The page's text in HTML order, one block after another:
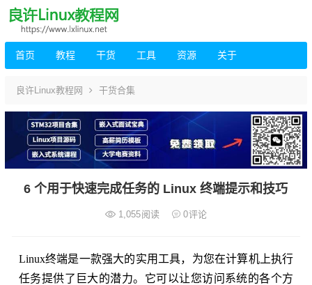
首页 教程 干货 工具 资源 关于
良许Linux教程网 干货合集
6 个用于快速完成任务的 Linux 终端提示和技巧
1,055阅读 0评论
Linux终端是一款强大的实用工具，为您在计算机上执行
任务提供了巨大的潜力。它可以让您访问系统的各个方